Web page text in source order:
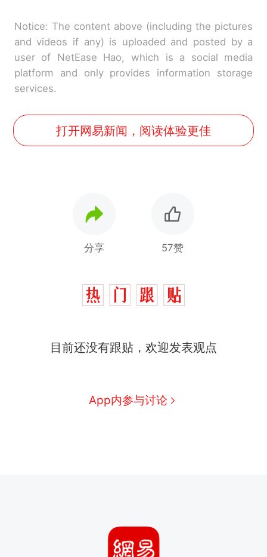
Notice: The content above (including the pictures
and videos if any) is uploaded and posted by a
user of NetEase Hao, which is a social media
platform and only provides information storage
services.
打开网易新闻，阅读体验更佳
分享 57赞
目前还没有跟贴，欢迎发表观点
App内参与讨论